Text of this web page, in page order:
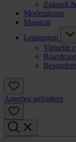
Zukunft
Moderatoren
Magazin
Leistungen
Virtuelle
Angebot anfordern